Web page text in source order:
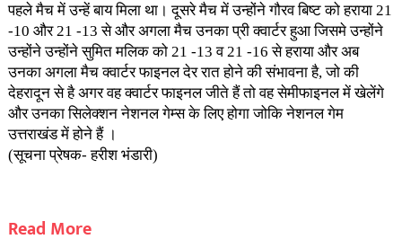
पहले मैच में उन्हें बाय मिला था। दूसरे मैच में उन्होंने गौरव बिष्ट को हराया 21
-10 और 21 -13 से और अगला मैच उनका प्री क्वार्टर हुआ जिसमे उन्होंने
उन्होंने उन्होंने सुमित मलिक को 21 -13 व 21 -16 से हराया और अब
उनका अगला मैच क्वार्टर फाइनल देर रात होने की संभावना है, जो की
देहरादून से है अगर वह क्वार्टर फाइनल जीते हैं तो वह सेमीफाइनल में खेलेंगे
और उनका सिलेक्शन नेशनल गेम्स के लिए होगा जोकि नेशनल गेम
उत्तराखंड में होने हैं ।
(सूचना प्रेषक- हरीश भंडारी)
Read More